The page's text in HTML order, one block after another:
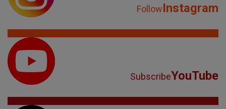
FollowInstagram
SubscribeYouTube